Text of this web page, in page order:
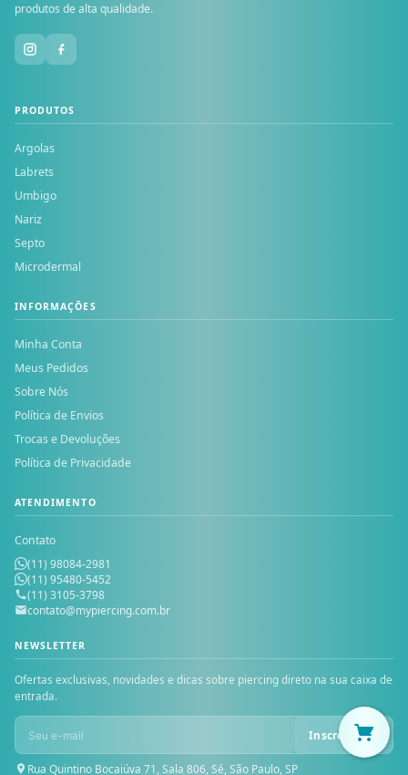
produtos de alta qualidade.
PRODUTOS
Argolas
Labrets
Umbigo
Nariz
Septo
Microdermal
INFORMAÇÕES
Minha Conta
Meus Pedidos
Sobre Nós
Política de Envios
Trocas e Devoluções
Política de Privacidade
ATENDIMENTO
Contato
(11) 98084-2981
(11) 95480-5452
(11) 3105-3798
contato@mypiercing.com.br
NEWSLETTER
Ofertas exclusivas, novidades e dicas sobre piercing direto na sua caixa de
entrada.
Inscrever-se
Rua Quintino Bocaiúva 71, Sala 806, Sé, São Paulo, SP